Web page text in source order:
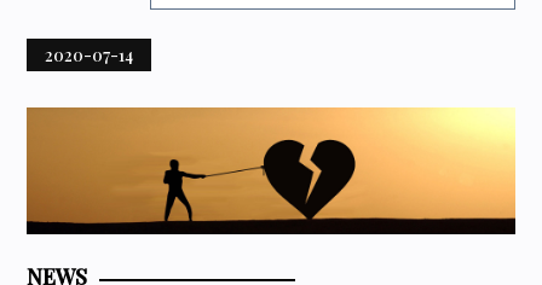
企業
2020-07-14
NEWS